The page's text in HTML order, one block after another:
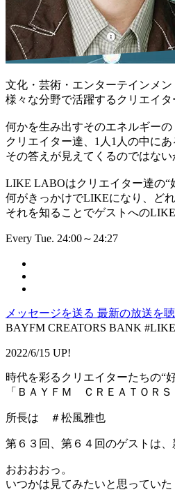
文化・芸術・エンターテインメン
様々な分野で活躍するクリエイタ
何かを生み出すそのエネルギー
クリエイター達、1人1人の中にあ
その答えが見えてくるのではない
LIKE LABOはクリエイター達の“
何がきっかけでLIKEになり、ど
それを知ることでゲストへの
Every Tue. 24:00～24:27
メッセージを送る 最新の放送を聴
BAYFM CREATORS BANK
2022/6/15 UP!
時代を彩るクリエイターたちの“
「ＢＡＹＦＭ ＣＲＥＡＴＯＲ
所長は ＃松風雅也
第６３回、第６４回のゲストは
おおおおっ。
いつかは見てみたいと思っていた